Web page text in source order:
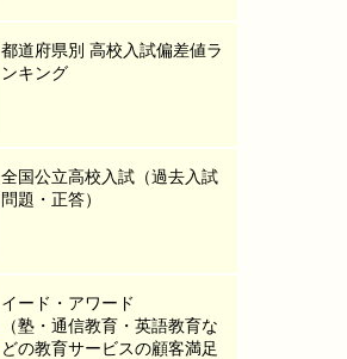
都道府県別 高校入試偏差値ラ
ンキング
全国公立高校入試（過去入試
問題・正答）
イード・アワード
（塾・通信教育・英語教育な
どの教育サービスの顧客満足